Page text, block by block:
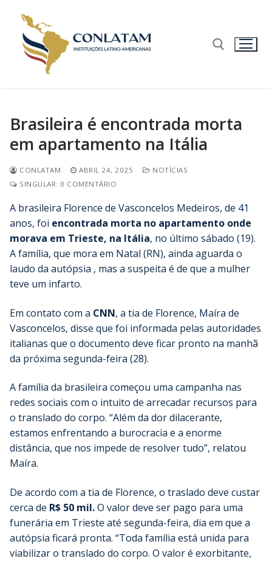
Brasileira é encontrada morta
em apartamento na Itália
CONLATAM ABRIL 24, 2025
NOTÍCIAS
SINGULAR: 0 COMENTÁRIO
A brasileira Florence de Vasconcelos Medeiros, de 41
anos, foi encontrada morta no apartamento onde
morava em Trieste, na Itália, no último sábado (19).
A família, que mora em Natal (RN), ainda aguarda o
laudo da autópsia , mas a suspeita é de que a mulher
teve um infarto.
Em contato com a CNN, a tia de Florence, Maíra de
Vasconcelos, disse que foi informada pelas autoridades
italianas que o documento deve ficar pronto na manhã
da próxima segunda-feira (28).
A família da brasileira começou uma campanha nas
redes sociais com o intuito de arrecadar recursos para
o translado do corpo. “Além da dor dilacerante,
estamos enfrentando a burocracia e a enorme
distância, que nos impede de resolver tudo”, relatou
Maíra.
De acordo com a tia de Florence, o traslado deve custar
cerca de R$ 50 mil.O valor deve ser pago para uma
funerária em Trieste até segunda-feira, dia em que a
autópsia ficará pronta. “Toda família está unida para
viabilizar o translado do corpo. O valor é exorbitante,